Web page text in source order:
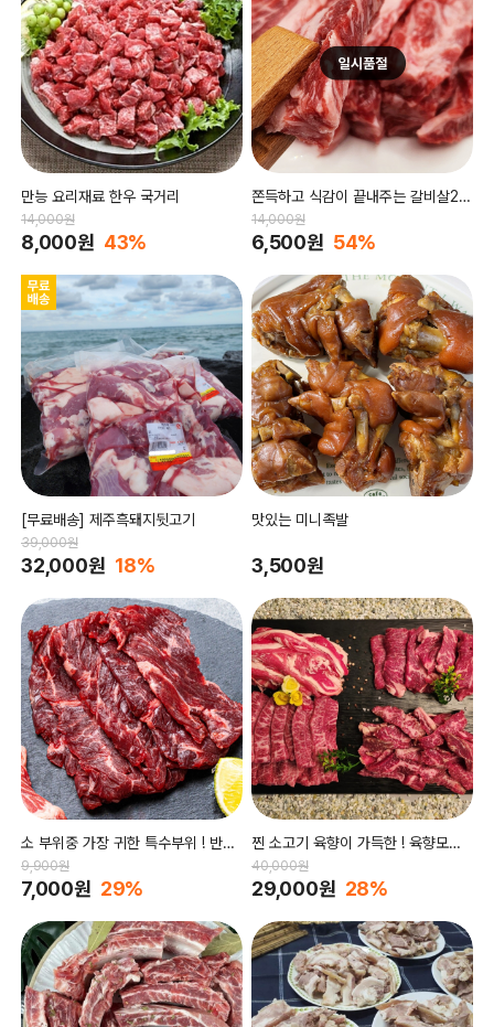
만능 요리재료 한우 국거리
14,000원
8,000원 43%
쫀득하고 식감이 끝내주는 갈비살20
0g
14,000원
6,500원 54%
[무료배송] 제주흑돼지뒷고기
39,000원
32,000원 18%
맛있는 미니족발
3,500원
소 부위중 가장 귀한 특수부위 ! 반값
행사
9,900원
7,000원 29%
찐 소고기 육향이 가득한 ! 육향모듬
세트
40,000원
29,000원 28%